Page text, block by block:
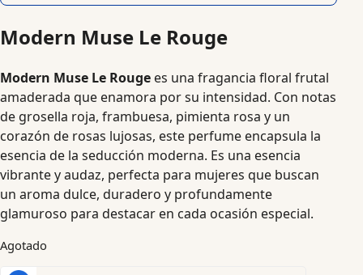
Modern Muse Le Rouge
Modern Muse Le Rouge es una fragancia floral frutal
amaderada que enamora por su intensidad. Con notas
de grosella roja, frambuesa, pimienta rosa y un
corazón de rosas lujosas, este perfume encapsula la
esencia de la seducción moderna. Es una esencia
vibrante y audaz, perfecta para mujeres que buscan
un aroma dulce, duradero y profundamente
glamuroso para destacar en cada ocasión especial.
Agotado